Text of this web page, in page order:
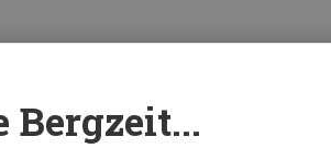
Bergzeit...